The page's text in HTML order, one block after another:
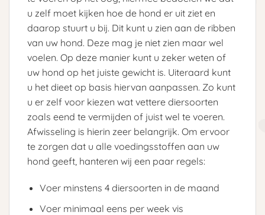
u zelf moet kijken hoe de hond er uit ziet en
daarop stuurt u bij. Dit kunt u zien aan de ribben
van uw hond. Deze mag je niet zien maar wel
voelen. Op deze manier kunt u zeker weten of
uw hond op het juiste gewicht is. Uiteraard kunt
u het dieet op basis hiervan aanpassen. Zo kunt
u er zelf voor kiezen wat vettere diersoorten
zoals eend te vermijden of juist wel te voeren.
Afwisseling is hierin zeer belangrijk. Om ervoor
te zorgen dat u alle voedingsstoffen aan uw
hond geeft, hanteren wij een paar regels:
Voer minstens 4 diersoorten in de maand
Voer minimaal eens per week vis